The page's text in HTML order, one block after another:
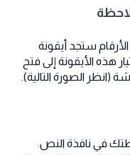
ستجد أيقونة
هذه الأيقونة إلى فتح
الصورة التالية).
في نافذة النص.